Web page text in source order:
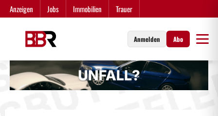
Zum
Inhalt
Anzeigen Jobs Immobilien Trauer
Anmelden Abo